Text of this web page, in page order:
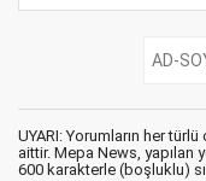
UYARI: Yorumların her
aittir. Mepa News, yapılan
600 karakterle (boşluklu)